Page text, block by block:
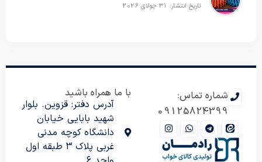
تاریخ انتشار: 31 جولای 2026
شماره تماس:
09125824399
با ما همراه باشید
آدرس دفتر: قزوین. بلوار
شهید بابایی خیابان
دانشگاه کوچه مدنی
غربی پلاک 3 طبقه اول